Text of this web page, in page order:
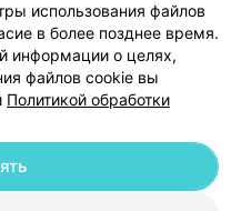
данных
| 220012, Республика Беларусь,
использования файлов
в более позднее время.
информации о целях,
файлов cookie вы
Политикой обработки